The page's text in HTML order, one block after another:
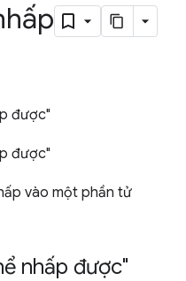
được"
được"
vào một phần tử
nhấp được"